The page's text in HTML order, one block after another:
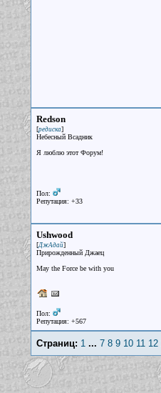
Redson
[редиска]
Небесный Всадник
Я люблю этот Форум!
Пол:
Репутация: +33
Ushwood
[ДжАдай]
Прирожденный Джаец
May the Force be with you
Пол:
Репутация: +567
Страниц: 1... 7 8 9 10 11 12